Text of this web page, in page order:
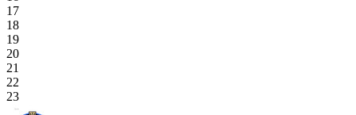
17
18
19
20
21
22
23